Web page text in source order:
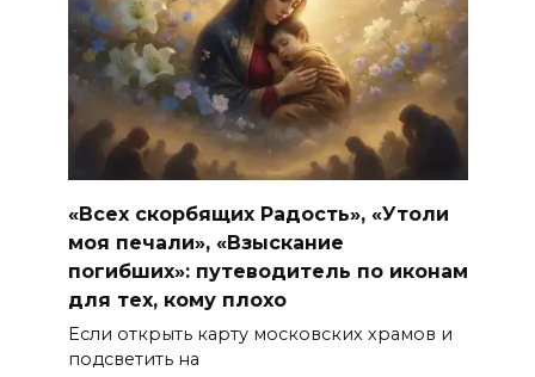
«Всех скорбящих Радость», «Утоли
моя печали», «Взыскание
погибших»: путеводитель по иконам
для тех, кому плохо
Если открыть карту московских храмов и
подсветить на